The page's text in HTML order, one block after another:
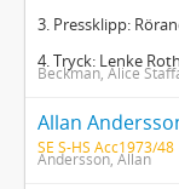
3. Pressklipp:
4. Tryck: Lenke
Beckman, Alice
SE S-HS Acc1973/48
Andersson, Allan